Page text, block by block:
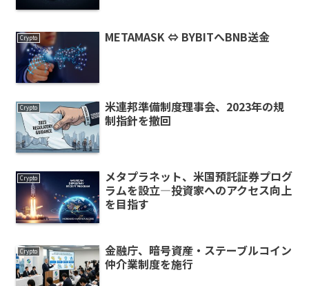
Crypto METAMASK ⇔ BYBITへBNB送金
Crypto
米連邦準備制度理事会、2023年の規
制指針を撤回
Crypto
メタプラネット、米国預託証券プログ
ラムを設立—投資家へのアクセス向上
を目指す
Crypto
金融庁、暗号資産・ステーブルコイン
仲介業制度を施行